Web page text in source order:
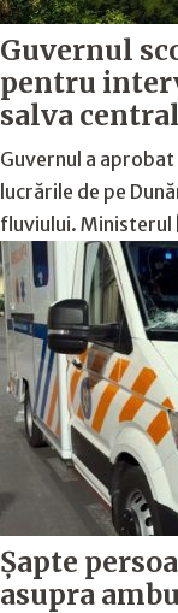
Guvernul
pentru
salva
Guvernul a
lucrările de pe
fluviului.
Șapte
asupra